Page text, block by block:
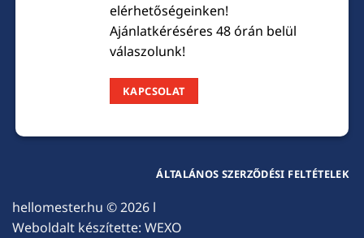
elérhetőségeinken!
Ajánlatkéréséres 48 órán belül
válaszolunk!
KAPCSOLAT
hellomester.hu © 2026 l
Weboldalt készítette: WEXO
ÁLTALÁNOS SZERZŐDÉSI FELTÉTELEK